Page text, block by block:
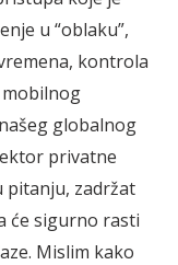
u “oblaku”,
kontrola
globalnog
privatne
pitanju, zadržat
će sigurno rasti
Mislim kako